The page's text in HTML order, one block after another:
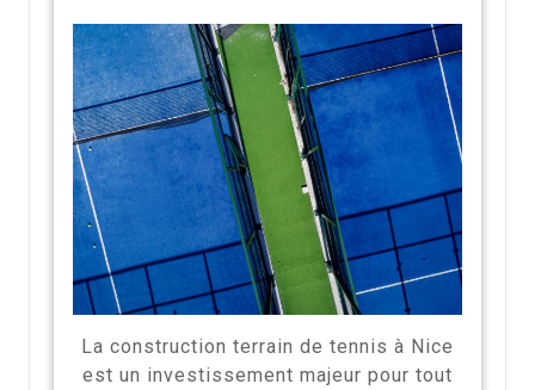
La construction terrain de tennis à Nice
est un investissement majeur pour tout